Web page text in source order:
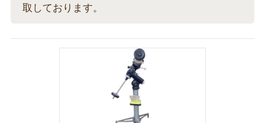
取しております。